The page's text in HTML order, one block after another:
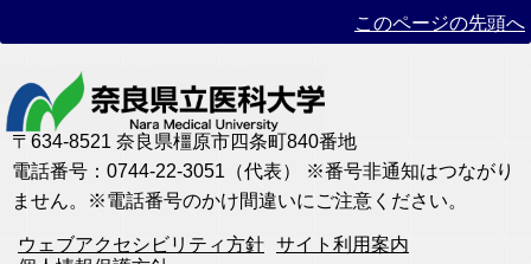
このページの先頭へ
〒634-8521 奈良県橿原市四条町840番地
電話番号：0744-22-3051（代表） ※番号非通知はつながり
ません。※電話番号のかけ間違いにご注意ください。
ウェブアクセシビリティ方針 サイト利用案内